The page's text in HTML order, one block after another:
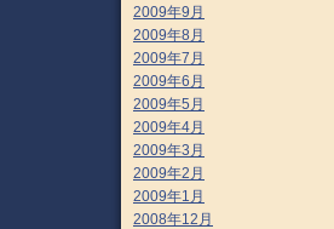
2009年9月
2009年8月
2009年7月
2009年6月
2009年5月
2009年4月
2009年3月
2009年2月
2009年1月
2008年12月